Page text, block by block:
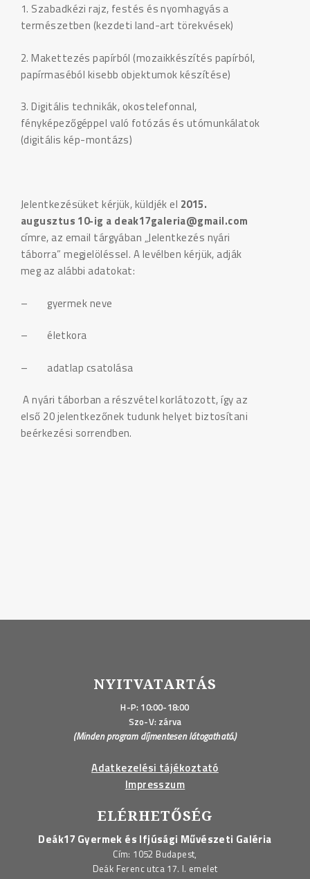
1. Szabadkézi rajz, festés és nyomhagyás a
természetben (kezdeti land-art törekvések)
2. Makettezés papírból (mozaikkészítés papírból,
papírmaséból kisebb objektumok készítése)
3. Digitális technikák, okostelefonnal,
fényképezőgéppel való fotózás és utómunkálatok
(digitális kép-montázs)
Jelentkezésüket kérjük, küldjék el 2015.
augusztus 10-ig a deak17galeria@gmail.com
címre, az email tárgyában „Jelentkezés nyári
táborra” megjelöléssel. A levélben kérjük, adják
meg az alábbi adatokat:
– gyermek neve
– életkora
– adatlap csatolása
A nyári táborban a részvétel korlátozott, így az
első 20 jelentkezőnek tudunk helyet biztosítani
beérkezési sorrendben.
NYITVATARTÁS
H-P: 10:00-18:00
Szo-V: zárva
(Minden program díjmentesen látogatható.)
Adatkezelési tájékoztató
Impresszum
ELÉRHETŐSÉG
Deák17 Gyermek és Ifjúsági Művészeti Galéria
Cím: 1052 Budapest,
Deák Ferenc utca 17. I. emelet